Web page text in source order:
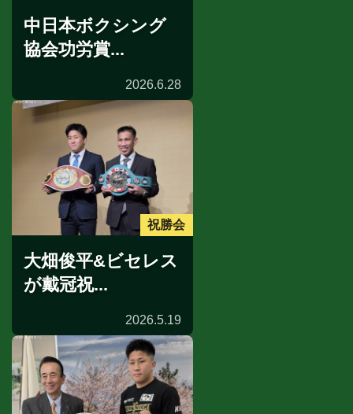
中日本ボクシング
協会功労賞...
2026.6.28
祝勝会
大畑俊平&ビセレス
が戴冠祝...
2026.5.19